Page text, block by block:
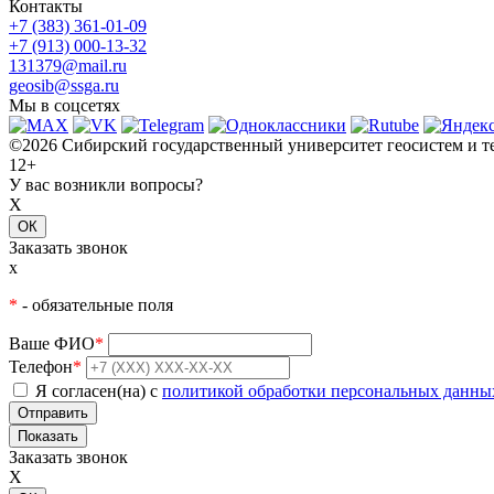
Контакты
+7 (383) 361-01-09
+7 (913) 000-13-32
131379@mail.ru
geosib@ssga.ru
Мы в соцсетях
©2026 Сибирский государственный университет геосистем и
12+
У вас возникли вопросы?
X
ОК
Заказать звонок
x
* - обязательные поля
Ваше ФИО*
Телефон*
Я согласен(на) с политикой обработки персональных
Показать
Заказать звонок
X